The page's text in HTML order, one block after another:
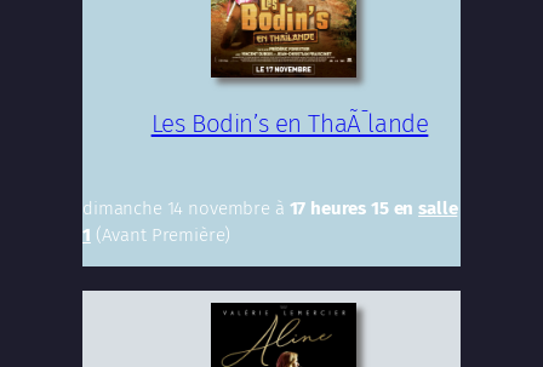
Les Bodin’s en ThaÃ¯lande
dimanche 14 novembre à 17 heures 15 ensalle
1 (Avant Première)